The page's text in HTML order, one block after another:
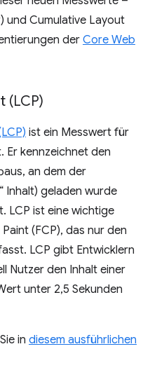
und Cumulative Layout
der Core Web
(LCP)
ist ein Messwert für
Er kennzeichnet den
an dem der
Inhalt) geladen wurde
LCP ist eine wichtige
(FCP), das nur den
LCP gibt Entwicklern
Nutzer den Inhalt einer
unter 2,5 Sekunden
in diesem ausführlichen